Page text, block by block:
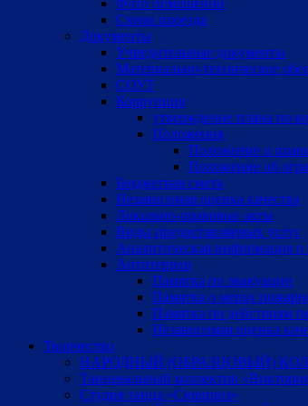
Схема проезда
Документы
Учредительные документы
Материально-техническое
СОУТ
Коррупция
утверждение плана по
Положения
Положение о
Положение об
Бюджетная смета
Независимая оценка качества
Локально-правовые акты
Виды предоставляемых услуг
Аналитическая информация
Антитеррор
Памятка по эвакуации
Памятка о мерах
Памятка по действиям
Независимая оценка
Творчество
НАРОДНЫЙ (ОБРАЗЦОВЫЙ)
Танцевальный коллектив
Студия танца «Сюрприз»